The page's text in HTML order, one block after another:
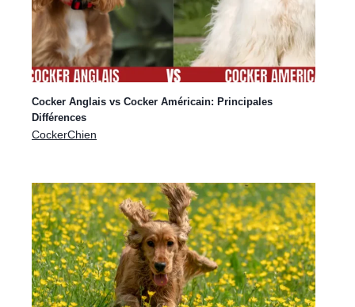
Cocker noir et feu: une couleur rare et
magnifique
mars 9, 2025 | CockerChien | Couleur du Cocker
Cocker Anglais vs Cocker Américain: Principales
Différences
CockerChien